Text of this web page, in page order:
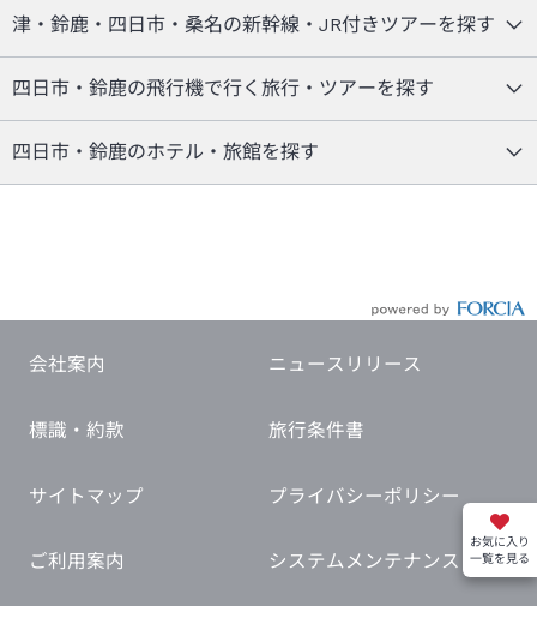
お気に入り
一覧を見る
津・鈴鹿・四日市・桑名の新幹線・JR付きツアーを探す
四日市・鈴鹿の飛行機で行く旅行・ツアーを探す
四日市・鈴鹿のホテル・旅館を探す
会社案内 ニュースリリース
標識・約款 旅行条件書
サイトマップ プライバシーポリシー
ご利用案内 システムメンテナンス